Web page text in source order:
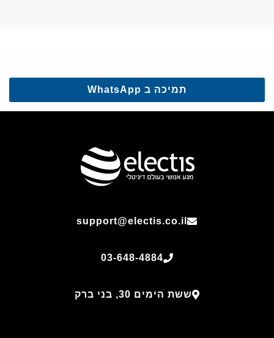
תמיכה ב WhatsApp
support@electis.co.il
03-648-4884
ששת הימים 30, בני ברק